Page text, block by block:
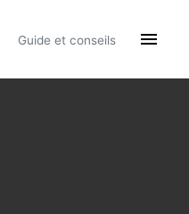
Guide et conseils 